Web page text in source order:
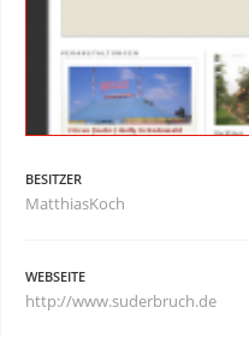
BESITZER
MatthiasKoch
WEBSEITE
http://www.suderbruch.de